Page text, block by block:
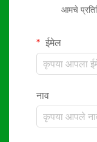
आमचे
ईमेल
नाव